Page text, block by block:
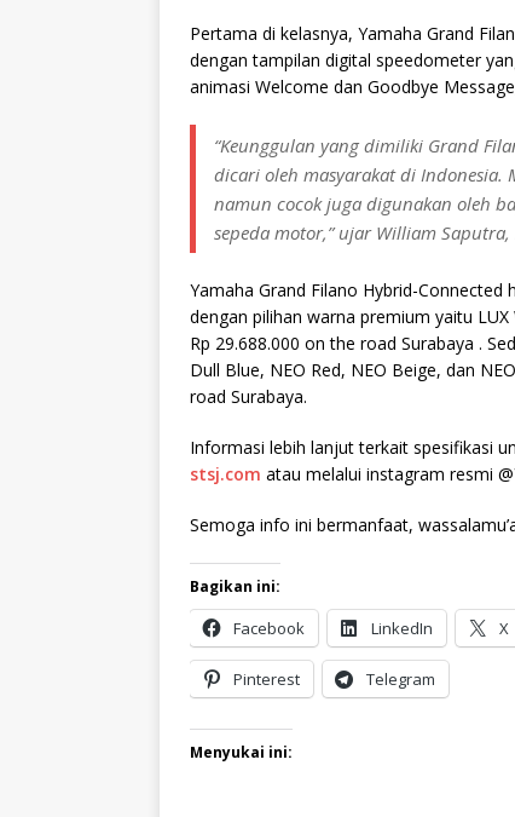
Pertama di kelasnya, Yamaha Grand
dengan tampilan digital speedometer
animasi Welcome dan Goodbye
“Keunggulan yang dimiliki Grand
dicari oleh masyarakat di Indonesia.
namun cocok juga digunakan oleh
sepeda motor,” ujar William Saputra,
Yamaha Grand Filano Hybrid-Connected
dengan pilihan warna premium yaitu
Rp 29.688.000 on the road Surabaya .
Dull Blue, NEO Red, NEO Beige, dan
road Surabaya.
Informasi lebih lanjut terkait spesifikasi
stsj.com atau melalui instagram resmi
Semoga info ini bermanfaat,
Bagikan ini:
Facebook LinkedIn X
Pinterest Telegram
Menyukai ini: